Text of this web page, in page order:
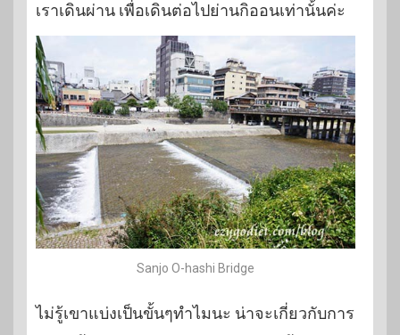
เราเดินผ่าน เพื่อเดินต่อไปย่านกิออนเท่านั้นค่ะ
Sanjo O-hashi Bridge
ไม่รู้เขาแบ่งเป็นขั้นๆทำไมนะ น่าจะเกี่ยวกับการ